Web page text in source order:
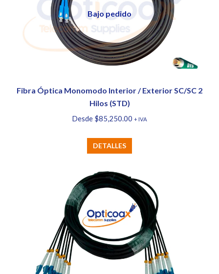
opciones
se
pueden
elegir
en
Bajo pedido
Fibra Óptica Monomodo Interior / Exterior SC/SC 2
Hilos (STD)
Desde $85,250.00 + IVA
DETALLES
múltiples
variantes.
Las
opciones
se
pueden
elegir